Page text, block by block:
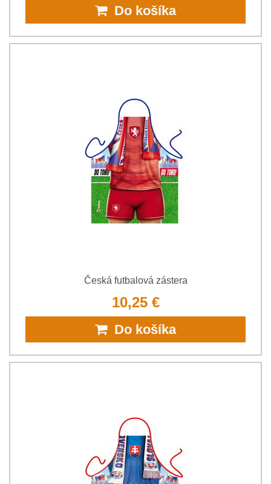
Do košíka
Česká futbalová zástera
10,25 €
Do košíka